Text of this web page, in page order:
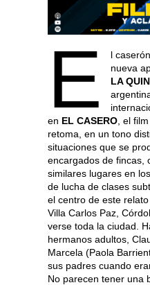
E
l
nueva
LA
en EL CASERO , el
retoma, en un tono
situaciones que se
encargados de fincas,
similares lugares en
de lucha de clases
el centro de este
Villa Carlos Paz,
verse toda la ciudad.
hermanos adultos,
Marcela (Paola
sus padres cuando
No parecen tener una